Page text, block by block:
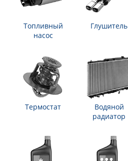
Топливный
насос
Глушитель
Термостат
Водяной
радиатор